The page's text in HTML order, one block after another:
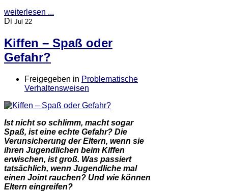
weiterlesen ...
Di Jul 22
Kiffen – Spaß oder
Gefahr?
Freigegeben in Problematische
Verhaltensweisen
Ist nicht so schlimm, macht sogar
Spaß, ist eine echte Gefahr? Die
Verunsicherung der Eltern, wenn sie
ihren Jugendlichen beim Kiffen
erwischen, ist groß. Was passiert
tatsächlich, wenn Jugendliche mal
einen Joint rauchen? Und wie können
Eltern eingreifen?